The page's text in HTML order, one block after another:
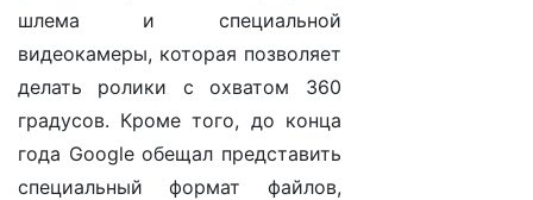
шлема и специальной
видеокамеры, которая позволяет
делать ролики с охватом 360
градусов. Кроме того, до конца
года Google обещал представить
специальный формат файлов,